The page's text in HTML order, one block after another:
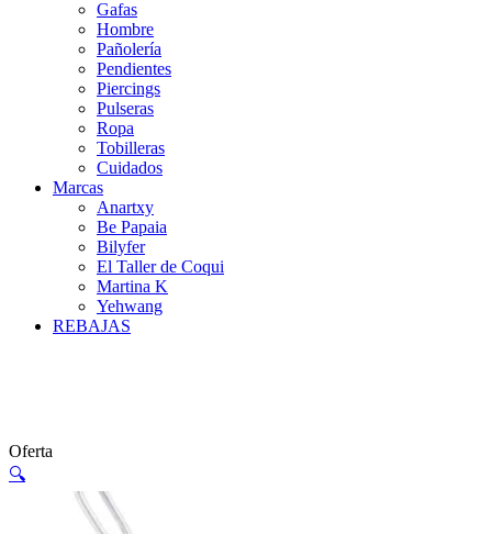
Gafas
Hombre
Pañolería
Pendientes
Piercings
Pulseras
Ropa
Tobilleras
Cuidados
Marcas
Anartxy
Be Papaia
Bilyfer
El Taller de Coqui
Martina K
Yehwang
REBAJAS
Oferta
🔍